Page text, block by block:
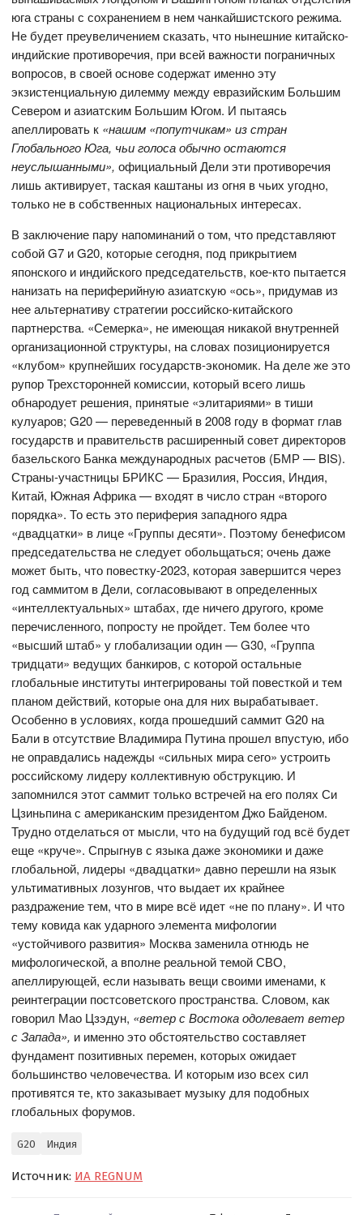
юга страны с сохранением в нем чанкайшистского режима.
Не будет преувеличением сказать, что нынешние китайско-
индийские противоречия, при всей важности пограничных
вопросов, в своей основе содержат именно эту
экзистенциальную дилемму между евразийским Большим
Севером и азиатским Большим Югом. И пытаясь
апеллировать к «нашим «попутчикам» из стран
Глобального Юга, чьи голоса обычно остаются
неуслышанными», официальный Дели эти противоречия
лишь активирует, таская каштаны из огня в чьих угодно,
только не в собственных национальных интересах.
В заключение пару напоминаний о том, что представляют
собой G7 и G20, которые сегодня, под прикрытием
японского и индийского председательств, кое-кто пытается
нанизать на периферийную азиатскую «ось», придумав из
нее альтернативу стратегии российско-китайского
партнерства. «Семерка», не имеющая никакой внутренней
организационной структуры, на словах позиционируется
«клубом» крупнейших государств-экономик. На деле же это
рупор Трехсторонней комиссии, который всего лишь
обнародует решения, принятые «элитариями» в тиши
кулуаров; G20 — переведенный в 2008 году в формат глав
государств и правительств расширенный совет директоров
базельского Банка международных расчетов (БМР — BIS).
Страны-участницы БРИКС — Бразилия, Россия, Индия,
Китай, Южная Африка — входят в число стран «второго
порядка». То есть это периферия западного ядра
«двадцатки» в лице «Группы десяти». Поэтому бенефисом
председательства не следует обольщаться; очень даже
может быть, что повестку-2023, которая завершится через
год саммитом в Дели, согласовывают в определенных
«интеллектуальных» штабах, где ничего другого, кроме
перечисленного, попросту не пройдет. Тем более что
«высший штаб» у глобализации один — G30, «Группа
тридцати» ведущих банкиров, с которой остальные
глобальные институты интегрированы той повесткой и тем
планом действий, которые она для них вырабатывает.
Особенно в условиях, когда прошедший саммит G20 на
Бали в отсутствие Владимира Путина прошел впустую, ибо
не оправдались надежды «сильных мира сего» устроить
российскому лидеру коллективную обструкцию. И
запомнился этот саммит только встречей на его полях Си
Цзиньпина с американским президентом Джо Байденом.
Трудно отделаться от мысли, что на будущий год всё будет
еще «круче». Спрыгнув с языка даже экономики и даже
глобальной, лидеры «двадцатки» давно перешли на язык
ультимативных лозунгов, что выдает их крайнее
раздражение тем, что в мире всё идет «не по плану». И что
тему ковида как ударного элемента мифологии
«устойчивого развития» Москва заменила отнюдь не
мифологической, а вполне реальной темой СВО,
апеллирующей, если называть вещи своими именами, к
реинтеграции постсоветского пространства. Словом, как
говорил Мао Цзэдун, «ветер с Востока одолевает ветер
с Запада», и именно это обстоятельство составляет
фундамент позитивных перемен, которых ожидает
большинство человечества. И которым изо всех сил
противятся те, кто заказывает музыку для подобных
глобальных форумов.
G20 Индия
Источник: ИА REGNUM